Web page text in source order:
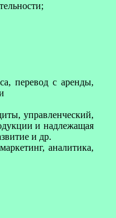
перевод с аренды,
управленческий,
и надлежащая
и др.
аналитика,